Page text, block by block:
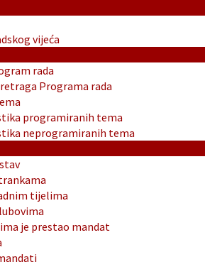
vijeća
rada
Programa rada
programiranih tema
neprogramiranih tema
tijelima
je prestao mandat